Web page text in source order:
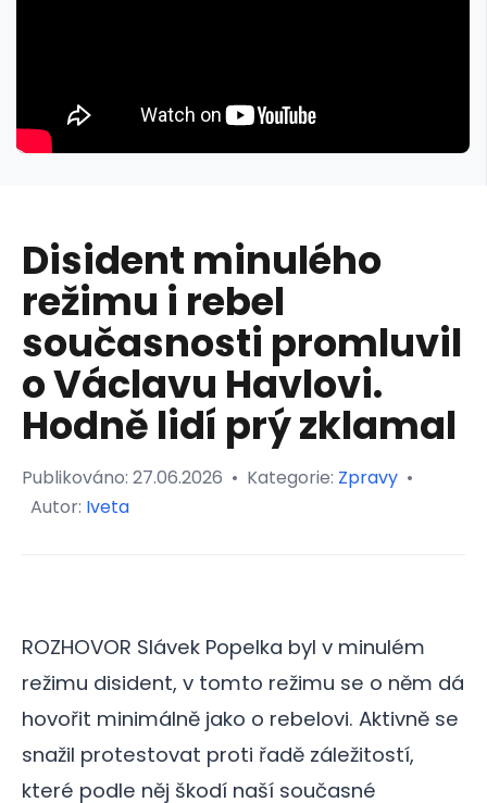
Disident minulého
režimu i rebel
současnosti promluvil
o Václavu Havlovi.
Hodně lidí prý zklamal
Publikováno: 27.06.2026 • Kategorie: Zpravy •
Autor: Iveta
ROZHOVOR Slávek Popelka byl v minulém
režimu disident, v tomto režimu se o něm dá
hovořit minimálně jako o rebelovi. Aktivně se
snažil protestovat proti řadě záležitostí,
které podle něj škodí naší současné